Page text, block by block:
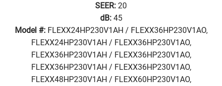
SEER: 20
dB: 45
Model #: FLEXX24HP230V1AH / FLEXX36HP230V1AO,
FLEXX24HP230V1AH / FLEXX36HP230V1AO,
FLEXX36HP230V1AH / FLEXX36HP230V1AO,
FLEXX36HP230V1AH / FLEXX36HP230V1AO,
FLEXX48HP230V1AH / FLEXX60HP230V1AO,